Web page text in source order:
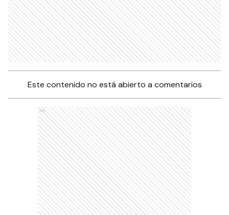
Este contenido no está abierto a comentarios
Ads